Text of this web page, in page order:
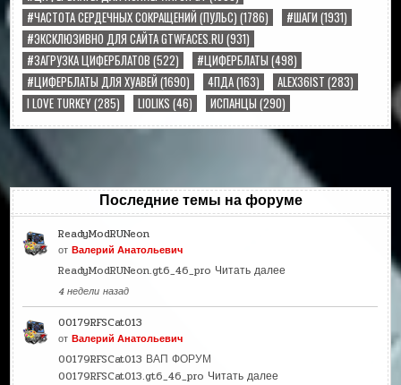
#ЧАСТОТА СЕРДЕЧНЫХ СОКРАЩЕНИЙ (ПУЛЬС) (1786) #ШАГИ (1931)
#ЭКСКЛЮЗИВНО ДЛЯ САЙТА GTWFACES.RU (931)
#ЗАГРУЗКА ЦИФЕРБЛАТОВ (522) #ЦИФЕРБЛАТЫ (498)
#ЦИФЕРБЛАТЫ ДЛЯ ХУАВЕЙ (1690) 4ПДА(163) ALEX36IST (283)
I LOVE TURKEY(285) LIOLIKS (46) ИСПАНЦЫ (290)
Последние темы на форуме
ReadyModRUNeon
отВалерий Анатольевич
ReadyModRUNeon.gt6_46_pro Читать далее
4 недели назад
00179RFSCat013
отВалерий Анатольевич
00179RFSCat013 ВАП ФОРУМ
00179RFSCat013.gt6_46_pro Читать далее